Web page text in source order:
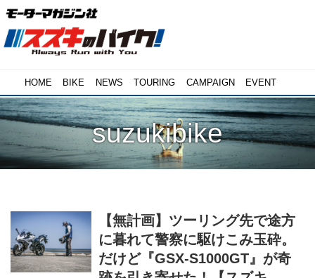
HOME BIKE NEWS TOURING CAMPAIGN EVENT
suzukibike
【無計画】ツーリング先で途方
に暮れて警察に駆けこみ玉砕。
だけど『GSX-S1000GT』が奇